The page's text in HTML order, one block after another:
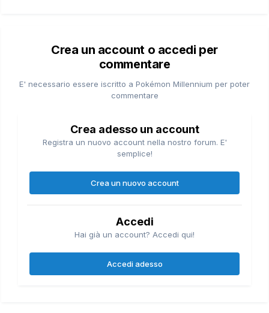
Crea un account o accedi per
commentare
E' necessario essere iscritto a Pokémon Millennium per poter
commentare
Crea adesso un account
Registra un nuovo account nella nostro forum. E'
semplice!
Crea un nuovo account
Accedi
Hai già un account? Accedi qui!
Accedi adesso